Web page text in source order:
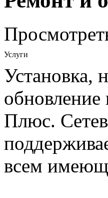
Услуги
Установка,
обновление
Плюс.
всем